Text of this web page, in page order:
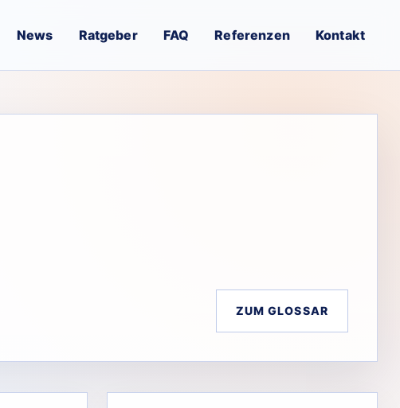
News Ratgeber FAQ Referenzen Kontakt
ZUM GLOSSAR